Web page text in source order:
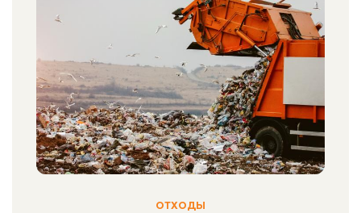
ОТХОДЫ